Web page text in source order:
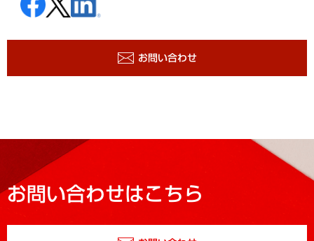
お問い合わせ
お問い合わせはこちら